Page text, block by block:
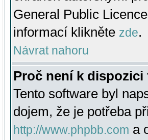
General Public
informací klikněte zde.
Návrat nahoru
Proč není k dispozici
Tento software byl
dojem, že je potřeba
http://www.phpbb.com a